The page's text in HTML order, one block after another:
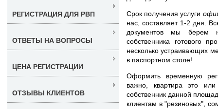
Срок получения услуги
нас, составляет 1-2 дня.
документов мы берем
собственника готового
несколько устраивающих
в паспортном столе!
Оформить временную
важно, квартира это
собственник данной
клиентам в "резиновых",
РЕГИСТРАЦИЯ ДЛЯ РВП
ОТВЕТЫ НА ВОПРОСЫ
ЦЕНА РЕГИСТРАЦИИ
ОТЗЫВЫ КЛИЕНТОВ